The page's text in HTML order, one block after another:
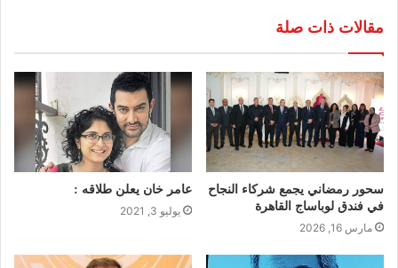
مقالات ذات صلة
سحور رمضاني يجمع شركاء النجاح
في فندق لوباساج القاهرة
مارس 16, 2026
عامر خان يعلن طلاقه :
يوليو 3, 2021